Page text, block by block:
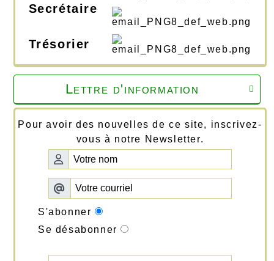
Secrétaire
Trésorier

Lettre d'information
Pour avoir des nouvelles de ce site, inscrivez-
vous à notre Newsletter.
S'abonner
Se désabonner